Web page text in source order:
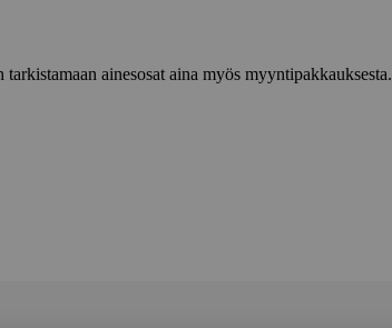
ainesosat aina myös myyntipakkauksesta.